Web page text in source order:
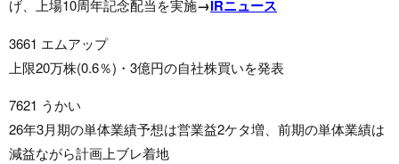
げ、上場10周年記念配当を実施→IRニュース
3661 エムアップ
上限20万株(0.6％)・3億円の自社株買いを発表
7621 うかい
26年3月期の単体業績予想は営業益2ケタ増、前期の単体業績は
減益ながら計画上ブレ着地